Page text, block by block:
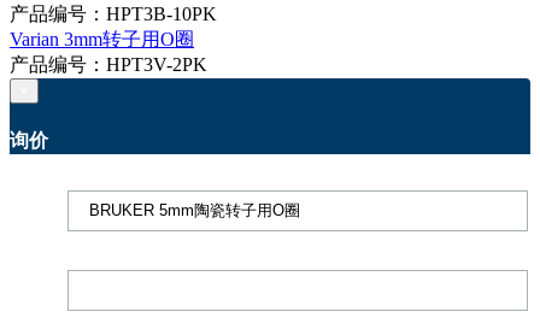
产品编号：HPT3B-10PK
Varian 3mm转子用O圈
产品编号：HPT3V-2PK
询价